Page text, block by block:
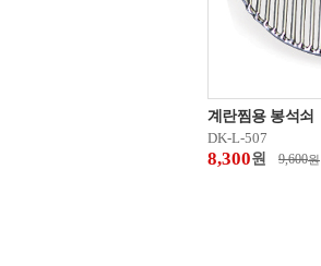
계란찜용 봉석쇠
DK-L-507
8,300원 9,600원